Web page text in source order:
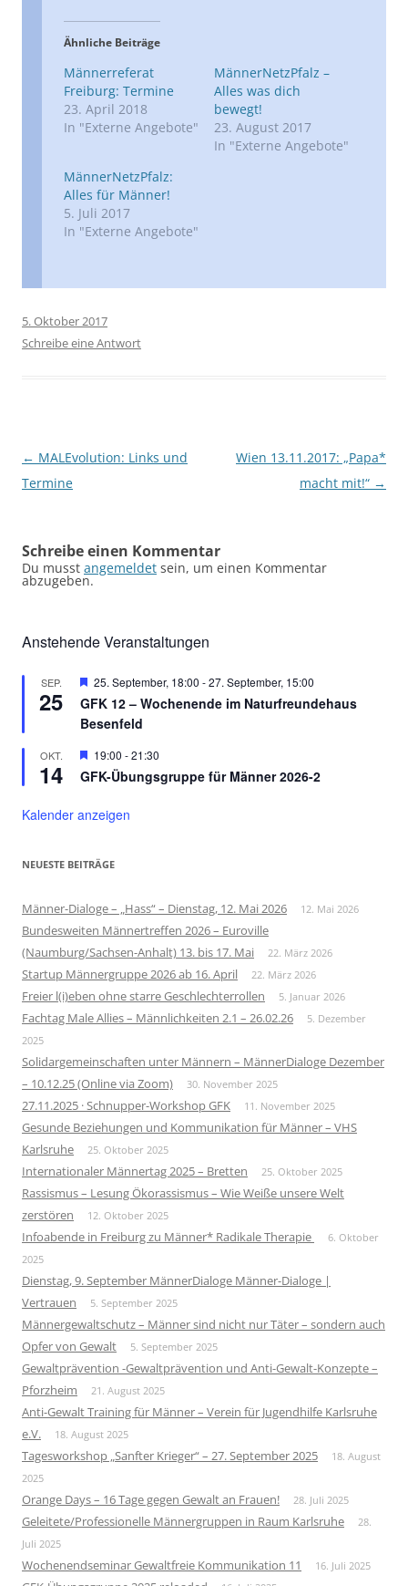
Ähnliche Beiträge
Männerreferat
Freiburg: Termine
23. April 2018
In "Externe Angebote"
MännerNetzPfalz –
Alles was dich
bewegt!
23. August 2017
In "Externe Angebote"
MännerNetzPfalz:
Alles für Männer!
5. Juli 2017
In "Externe Angebote"
5. Oktober 2017
Schreibe eine Antwort
Beitragsnavigation
← MALEvolution: Links und
Termine
Wien 13.11.2017: „Papa*
macht mit!“ →
Schreibe einen Kommentar
Du musst angemeldet sein, um einen Kommentar
abzugeben.
Anstehende Veranstaltungen
SEP.
25
Hervorgehoben
25. September, 18:00 -27. September, 15:00
GFK 12 – Wochenende im Naturfreundehaus
Besenfeld
OKT.
14
Hervorgehoben
19:00 -21:30
GFK-Übungsgruppe für Männer 2026-2
Kalender anzeigen
NEUESTE BEITRÄGE
Männer-Dialoge – „Hass“ – Dienstag, 12. Mai 2026 12. Mai 2026
Bundesweiten Männertreffen 2026 – Euroville
(Naumburg/Sachsen-Anhalt) 13. bis 17. Mai
22. März 2026
Startup Männergruppe 2026 ab 16. April 22. März 2026
Freier l(i)eben ohne starre Geschlechterrollen 5. Januar 2026
Fachtag Male Allies – Männlichkeiten 2.1 – 26.02.26
5. Dezember
2025
Solidargemeinschaften unter Männern – MännerDialoge Dezember
– 10.12.25 (Online via Zoom)
30. November 2025
27.11.2025 · Schnupper-Workshop GFK 11. November 2025
Gesunde Beziehungen und Kommunikation für Männer – VHS
Karlsruhe
25. Oktober 2025
Internationaler Männertag 2025 – Bretten 25. Oktober 2025
Rassismus – Lesung Ökorassismus – Wie Weiße unsere Welt
zerstören
12. Oktober 2025
Infoabende in Freiburg zu Männer* Radikale Therapie
6. Oktober
2025
Dienstag, 9. September MännerDialoge Männer-Dialoge |
Vertrauen
5. September 2025
Männergewaltschutz – Männer sind nicht nur Täter – sondern auch
Opfer von Gewalt
5. September 2025
Gewaltprävention -Gewaltprävention und Anti-Gewalt-Konzepte –
Pforzheim
21. August 2025
Anti-Gewalt Training für Männer – Verein für Jugendhilfe Karlsruhe
e.V.
18. August 2025
Tagesworkshop „Sanfter Krieger“ – 27. September 2025
18. August
2025
Orange Days – 16 Tage gegen Gewalt an Frauen! 28. Juli 2025
Geleitete/Professionelle Männergruppen in Raum Karlsruhe
28.
Juli 2025
Wochenendseminar Gewaltfreie Kommunikation 11 16. Juli 2025